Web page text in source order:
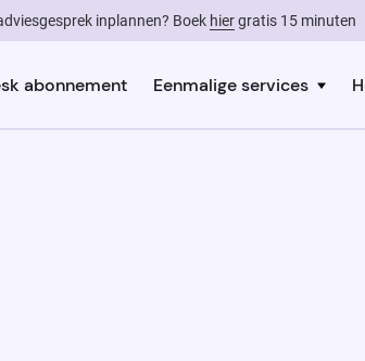
inplannen? Boek hiergratis 15 minuten
abonnement Eenmalige services